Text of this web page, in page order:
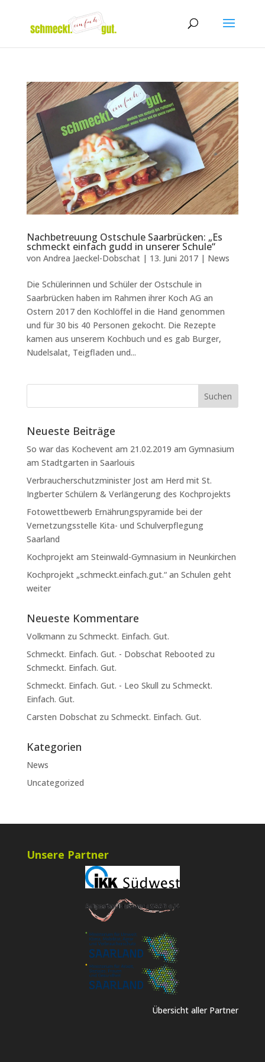
Nachbetreuung Ostschule Saarbrücken: „Es
schmeckt einfach gudd in unserer Schule“
von Andrea Jaeckel-Dobschat| 13. Juni 2017| News
Die Schülerinnen und Schüler der Ostschule in
Saarbrücken haben im Rahmen ihrer Koch AG an
Ostern 2017 den Kochlöffel in die Hand genommen
und für 30 bis 40 Personen gekocht. Die Rezepte
kamen aus unserem Kochbuch und es gab Burger,
Nudelsalat, Teigfladen und...
Neueste Beiträge
So war das Kochevent am 21.02.2019 am Gymnasium
am Stadtgarten in Saarlouis
Verbraucherschutzminister Jost am Herd mit St.
Ingberter Schülern & Verlängerung des Kochprojekts
Fotowettbewerb Ernährungspyramide bei der
Vernetzungsstelle Kita- und Schulverpflegung
Saarland
Kochprojekt am Steinwald-Gymnasium in Neunkirchen
Kochprojekt „schmeckt.einfach.gut.“ an Schulen geht
weiter
Neueste Kommentare
Volkmann zu Schmeckt. Einfach. Gut.
Schmeckt. Einfach. Gut. - Dobschat Rebooted zu
Schmeckt. Einfach. Gut.
Schmeckt. Einfach. Gut. - Leo Skull zu Schmeckt.
Einfach. Gut.
Carsten Dobschatzu Schmeckt. Einfach. Gut.
Kategorien
News
Uncategorized
Unsere Partner
Übersicht aller Partner